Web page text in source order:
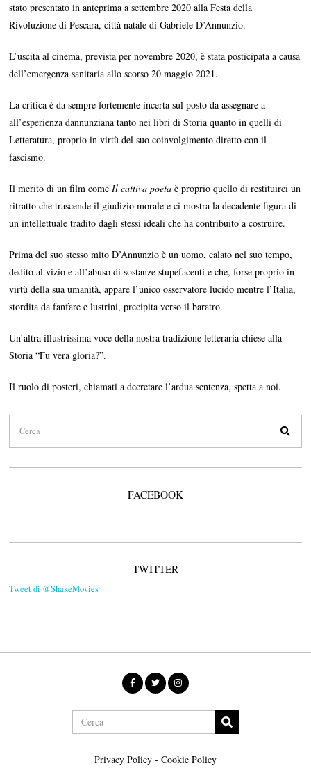
stato presentato in anteprima a settembre 2020 alla Festa della
Rivoluzione di Pescara, città natale di Gabriele D’Annunzio.
L’uscita al cinema, prevista per novembre 2020, è stata posticipata a causa
dell’emergenza sanitaria allo scorso 20 maggio 2021.
La critica è da sempre fortemente incerta sul posto da assegnare a
all’esperienza dannunziana tanto nei libri di Storia quanto in quelli di
Letteratura, proprio in virtù del suo coinvolgimento diretto con il
fascismo.
Il merito di un film comeIl cattiva poeta è proprio quello di restituirci un
ritratto che trascende il giudizio morale e ci mostra la decadente figura di
un intellettuale tradito dagli stessi ideali che ha contribuito a costruire.
Prima del suo stesso mito D’Annunzio è un uomo, calato nel suo tempo,
dedito al vizio e all’abuso di sostanze stupefacenti e che, forse proprio in
virtù della sua umanità, appare l’unico osservatore lucido mentre l’Italia,
stordita da fanfare e lustrini, precipita verso il baratro.
Un’altra illustrissima voce della nostra tradizione letteraria chiese alla
Storia “Fu vera gloria?”.
Il ruolo di posteri, chiamati a decretare l’ardua sentenza, spetta a noi.
FACEBOOK
TWITTER
Tweet di @ShakeMovies
Privacy Policy- Cookie Policy